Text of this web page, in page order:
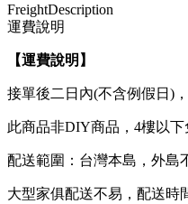
FreightDescription
運費說明
【運費說明 】
接單後二日內(不含例假日)
此商品非DIY商品，4樓以下
配送範圍：台灣本島，外島
大型家俱配送不易，配送時